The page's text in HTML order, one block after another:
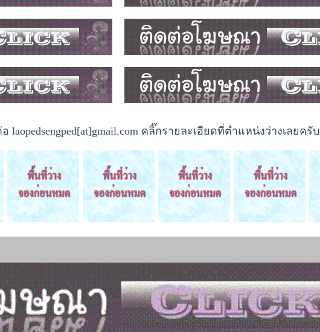
คลิ๊กรายละเอียดที่ตำแหน่งว่างเลยครับ